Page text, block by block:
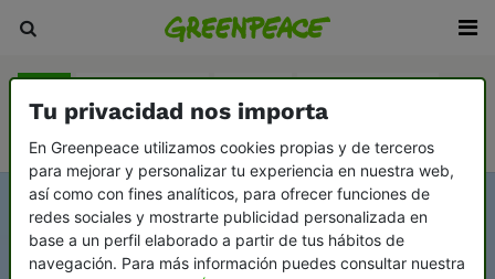
Tu privacidad nos importa
En Greenpeace utilizamos cookies propias y de terceros
para mejorar y personalizar tu experiencia en nuestra web,
así como con fines analíticos, para ofrecer funciones de
redes sociales y mostrarte publicidad personalizada en
base a un perfil elaborado a partir de tus hábitos de
navegación. Para más información puedes consultar nuestra